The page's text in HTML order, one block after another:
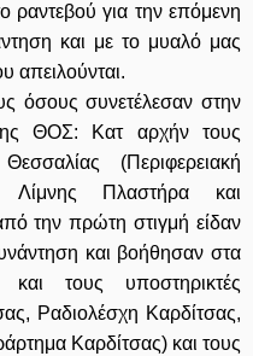
ραντεβού για την επόμενη
και με το μυαλό μας
απειλούνται.
όσους συνετέλεσαν στην
ΘΟΣ: Κατ αρχήν τους
(Περιφερειακή
Λίμνης Πλαστήρα και
την πρώτη στιγμή είδαν
και βοήθησαν στα
τους υποστηρικτές
Ραδιολέσχη Καρδίτσας,
Καρδίτσας) και τους